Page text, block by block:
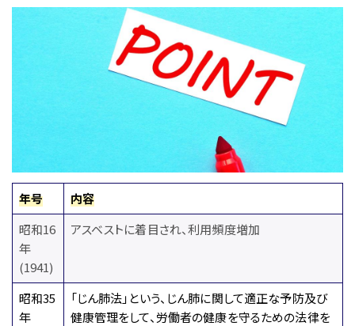
年号
内容
昭和16
年
(1941)
アスベストに着目され、利用頻度増加
昭和35
年
「じん肺法」という、じん肺に関して適正な予防及び
健康管理をして、労働者の健康を守るための法律を